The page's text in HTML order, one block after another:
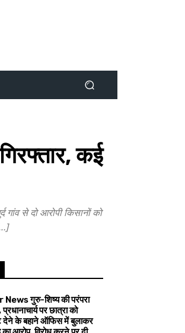
कई
से दो आरोपी किसानों को
गुरु-शिष्य की परंपरा
प्रधानाचार्य पर छात्रा को
के बहाने ऑफिस में बुलाकर